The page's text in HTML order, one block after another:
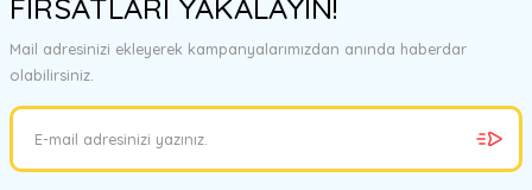
Bu ürüne benzer farklı alternatifler olmalı.
FIRSATLARI YAKALAYIN!
Mail adresinizi ekleyerek kampanyalarımızdan anında haberdar
olabilirsiniz.